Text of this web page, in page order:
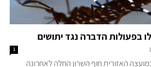
בפעולות הדברה נגד יתושים
1
האזורית חוף השרון החלה לאחרונה